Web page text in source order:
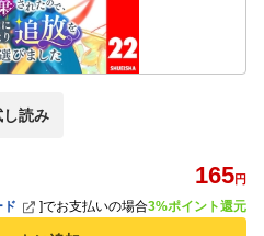
し読み
165円
]でお支払いの場合3%ポイント還元